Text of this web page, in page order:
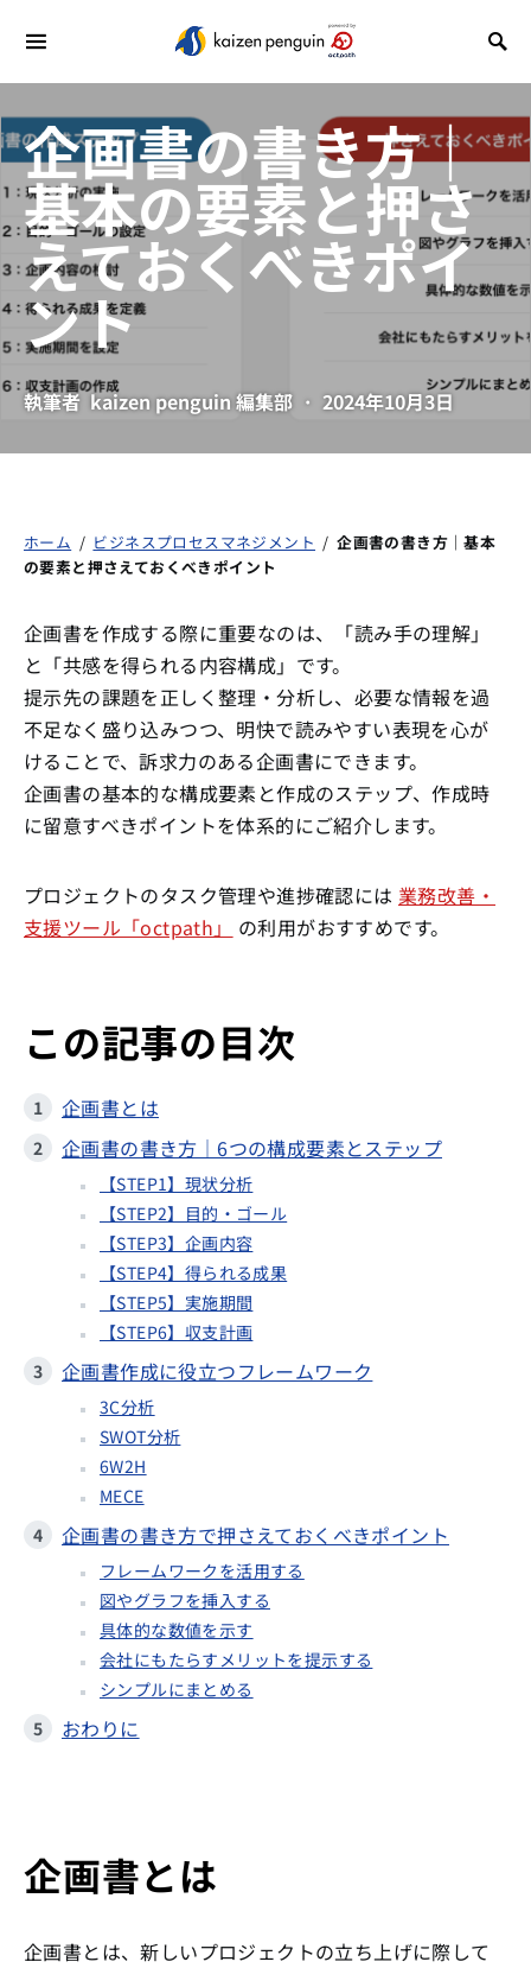
企画書の書き方｜
基本の要素と押さ
えておくべきポイ
ント
執筆者 kaizen penguin 編集部 2024年10月3日
ホーム / ビジネスプロセスマネジメント / 企画書の書き方｜基本
の要素と押さえておくべきポイント
企画書を作成する際に重要なのは、「読み手の理解」
と「共感を得られる内容構成」です。
提示先の課題を正しく整理・分析し、必要な情報を過
不足なく盛り込みつつ、明快で読みやすい表現を心が
けることで、訴求力のある企画書にできます。
企画書の基本的な構成要素と作成のステップ、作成時
に留意すべきポイントを体系的にご紹介します。
プロジェクトのタスク管理や進捗確認には 業務改善・
支援ツール「octpath」
の利用がおすすめです。
この記事の目次
企画書とは
企画書の書き方｜6つの構成要素とステップ
【STEP1】現状分析
【STEP2】目的・ゴール
【STEP3】企画内容
【STEP4】得られる成果
【STEP5】実施期間
【STEP6】収支計画
企画書作成に役立つフレームワーク
3C分析
SWOT分析
6W2H
MECE
企画書の書き方で押さえておくべきポイント
フレームワークを活用する
図やグラフを挿入する
具体的な数値を示す
会社にもたらすメリットを提示する
シンプルにまとめる
おわりに
企画書とは
企画書とは、新しいプロジェクトの立ち上げに際して